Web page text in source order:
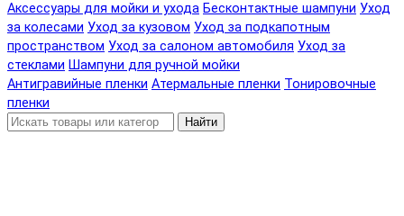
Аксессуары для мойки и ухода Бесконтактные шампуни Уход
за колесами Уход за кузовом Уход за подкапотным
пространством Уход за салоном автомобиля Уход за
стеклами Шампуни для ручной мойки
Антигравийные пленки Атермальные пленки Тонировочные
пленки
Найти